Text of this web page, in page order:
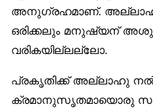
അനുഗ്രഹമാണ്.
ഒരിക്കലും മനുഷ്യന്
വരികയില്ലല്ലോ.
പ്രകൃതിക്ക് അല്ലാഹു
ക്രമാനുസൃതമായൊരു